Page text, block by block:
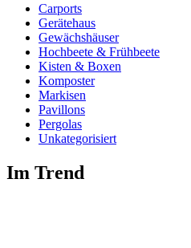
Carports
Gerätehaus
Gewächshäuser
Hochbeete & Frühbeete
Kisten & Boxen
Komposter
Markisen
Pavillons
Pergolas
Unkategorisiert
Im Trend